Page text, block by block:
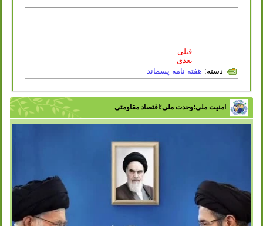
قبلی
بعدی
دسته: هفته نامه پسماند
امنیت ملی؛وحدت ملی؛اقتصاد مقاومتی